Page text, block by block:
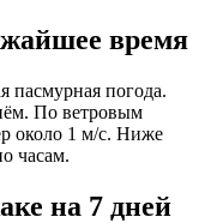
время
пасмурная погода.
По ветровым
около 1 м/с. Ниже
часам.
на 7 дней